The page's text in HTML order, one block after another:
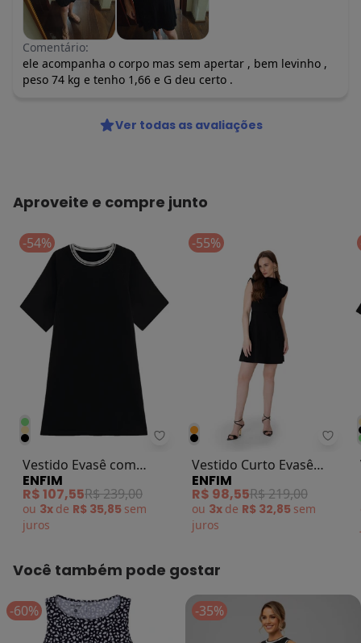
Comentário:
ele acompanha o corpo mas sem apertar , bem levinho ,
peso 74 kg e tenho 1,66 e G deu certo .
Ver todas as avaliações
Aproveite e compre junto
-54%
Enfim - Vestido Evasê com Bolso
Vestido Evasê com
Bolso Preto
ENFIM
R$ 107,55R$ 239,00
ou 3x de R$ 35,85 sem
juros
-55%
Vestido Curto Evasê
Acinturado Preto
ENFIM
R$ 98,55R$ 219,00
ou 3x de R$ 32,85 sem
juros
Você também pode gostar
-60% -35%